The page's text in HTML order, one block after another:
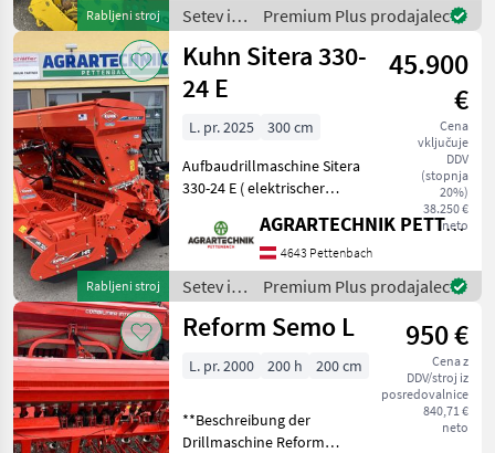
Rabljeni stroj
voznih stez, :
Setev in
nega /
Pöttinger
Premium Plus prodajalec
Rabljeni stroj
Kuhn Sitera 330-
24 E
45.900
€
Cena
vključuje
DDV
(stopnja
20%)
38.250 €
neto
L. pr. 2025
300 cm
Aufbaudrillmaschine Sitera
330-24 E ( elektrischer
oder ISOBus -
Radarmessung -
Drehwinkelsensor -
Saatstriegel - Warntafeln -
And
AGRARTECHNIK PETTENBACH GMBH
4643 Pettenbach
Setev in
nega /
Kuhn
Premium Plus prodajalec
Reform Semo L 950 €
Cena z
DDV/stroj iz
posredovalnice
840,71 €
neto
L. pr. 2000 200 h 200 cm
**Beschreibung der
Drillmaschine Reform